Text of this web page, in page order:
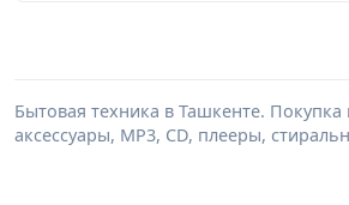
Бытовая техника в Ташкенте.
аксессуары, MP3, CD, плееры,